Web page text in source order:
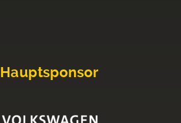
Hauptsponsor